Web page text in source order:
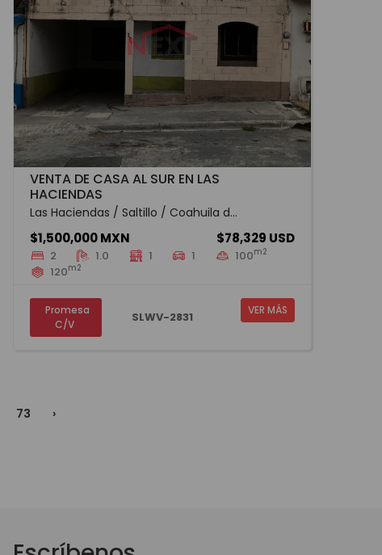
VENTA DE CASA AL SUR EN LAS
HACIENDAS
Las Haciendas / Saltillo / Coahuila d...
$1,500,000 MXN $78,329 USD
2 1.0 1 1 100m2
120m2
Promesa
C/V
SLWV-2831 VER MÁS
73 ›